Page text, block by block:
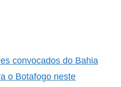
convocados do Bahia
o Botafogo neste